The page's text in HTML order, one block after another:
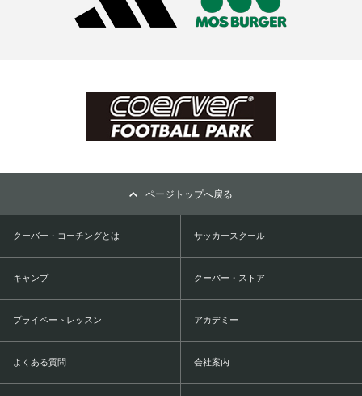
ページトップへ戻る
クーバー・コーチングとは サッカースクール
キャンプ クーバー・ストア
プライベートレッスン アカデミー
よくある質問 会社案内